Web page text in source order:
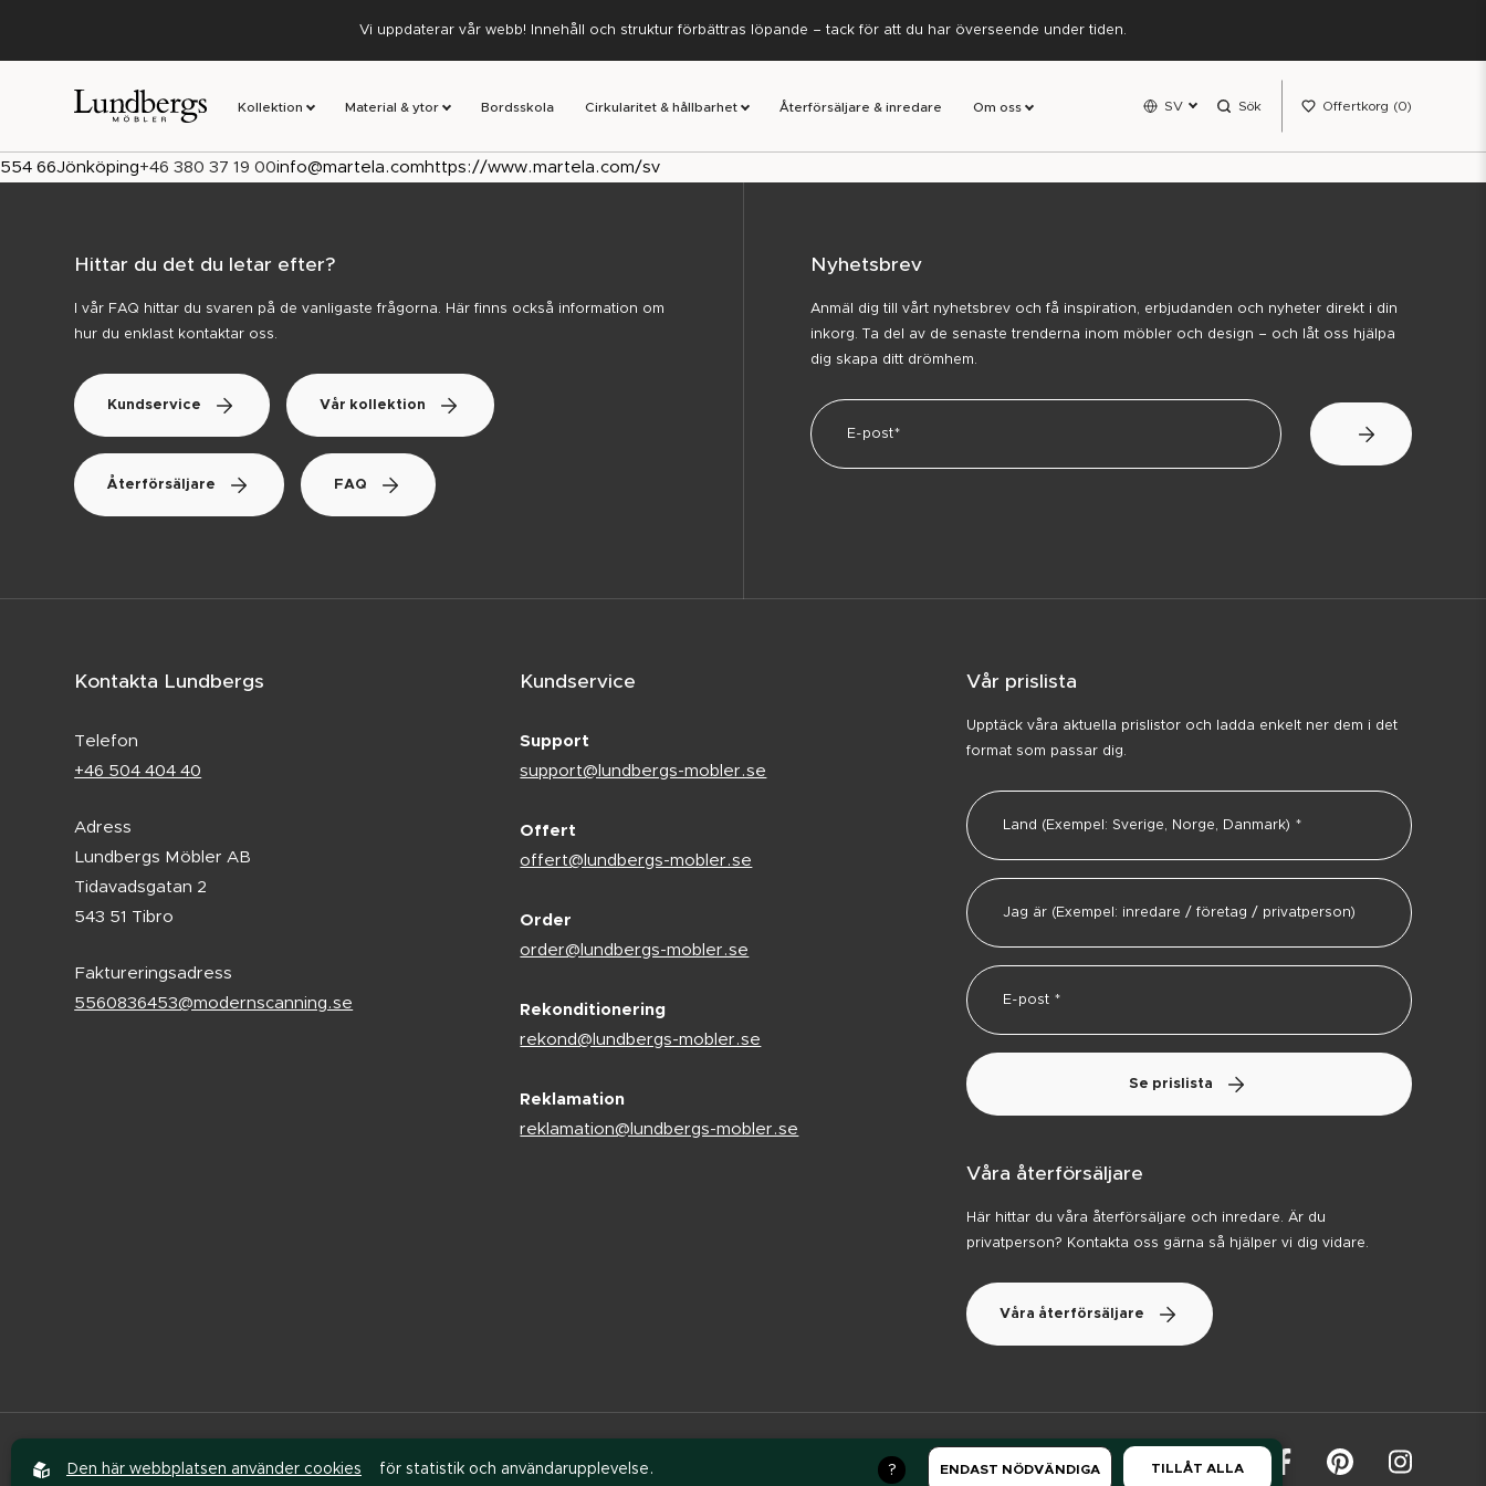
Vi uppdaterar vår webb! Innehåll och struktur förbättras löpande – tack för att du har överseende under tiden.
Kollektion Material & ytor Bordsskola Cirkularitet & hållbarhet Återförsäljare & inredare Om oss SV Sök Offertkorg 0
554 66Jönköping+46 380 37 19 00info@martela.com https://www.martela.com/sv
Hittar du det du letar efter?
I vår FAQ hittar du svaren på de vanligaste frågorna. Här finns också information om
hur du enklast kontaktar oss.
Kundservice Vår kollektion
Återförsäljare FAQ
Nyhetsbrev
Anmäl dig till vårt nyhetsbrev och få inspiration, erbjudanden och nyheter direkt i din
inkorg. Ta del av de senaste trenderna inom möbler och design – och låt oss hjälpa
dig skapa ditt drömhem.
Kontakta Lundbergs
Telefon
+46 504 404 40
Adress
Lundbergs Möbler AB
Tidavadsgatan 2
543 51 Tibro
Faktureringsadress
5560836453@modernscanning.se
Kundservice
Support
support@lundbergs-mobler.se
Offert
offert@lundbergs-mobler.se
Order
order@lundbergs-mobler.se
Rekonditionering
rekond@lundbergs-mobler.se
Reklamation
reklamation@lundbergs-mobler.se
Vår prislista
Upptäck våra aktuella prislistor och ladda enkelt ner dem i det
format som passar dig.
Se prislista
Våra återförsäljare
Här hittar du våra återförsäljare och inredare. Är du
privatperson? Kontakta oss gärna så hjälper vi dig vidare.
Våra återförsäljare
Integritetspolicy
Den här webbplatsen använder cookies för statistik och användarupplevelse. ENDAST NÖDVÄNDIGA TILLÅT ALLA